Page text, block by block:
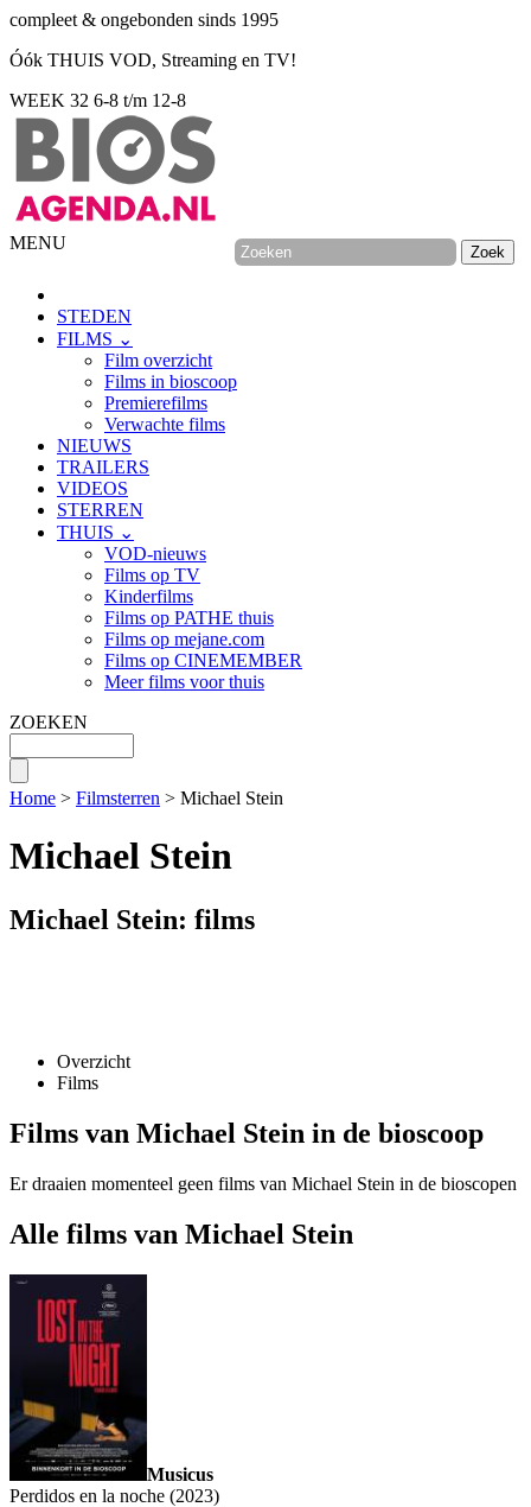
compleet & ongebonden sinds 1995
Óók THUIS VOD, Streaming en TV!
WEEK 32 6-8 t/m 12-8
MENU
STEDEN
FILMS ⌄
Film overzicht
Films in bioscoop
Premierefilms
Verwachte films
NIEUWS
TRAILERS
VIDEOS
STERREN
THUIS ⌄
VOD-nieuws
Films op TV
Kinderfilms
Films op PATHE thuis
Films op mejane.com
Films op CINEMEMBER
Meer films voor thuis
ZOEKEN
Home > Filmsterren > Michael Stein
Michael Stein
Michael Stein: films
Overzicht
Films
Films van Michael Stein in de bioscoop
Er draaien momenteel geen films van Michael Stein in de bioscopen
Alle films van Michael Stein
Musicus
Perdidos en la noche (2023)